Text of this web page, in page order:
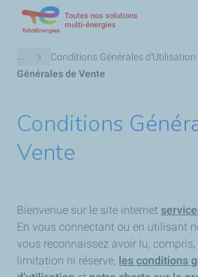
contenu
Toutes nos solutions
multi-énergies
Fil
d'Ariane
... Conditions Générales d’Utilisation
Générales de Vente
Conditions
Vente
Bienvenue sur le site internet
En vous connectant ou en utilisant
vous reconnaissez avoir lu, compris,
limitation ni réserve, les conditions